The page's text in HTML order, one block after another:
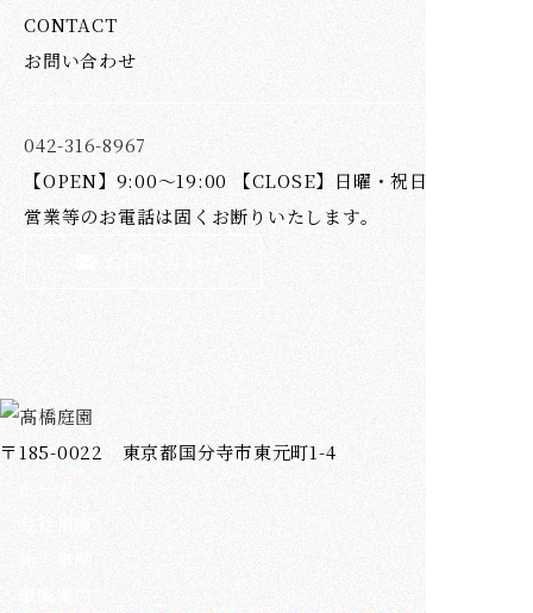
CONTACT
お問い合わせ
042-316-8967
【OPEN】9:00～19:00 【CLOSE】日曜・祝日
営業等のお電話は固くお断りいたします。
〒185-0022 東京都国分寺市東元町1-4
ホーム
会社情報
施工事例
事業案内